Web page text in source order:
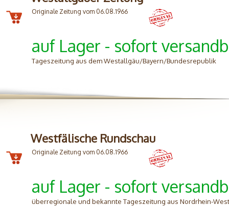
Originale Zeitung vom 06.08.1966
auf Lager - sofort
Tageszeitung aus dem Westallgäu/Bayern/Bundesrepublik
Westfälische Rundschau
Originale Zeitung vom 06.08.1966
auf Lager - sofort
überregionale und bekannte Tageszeitung aus Nordrhein-